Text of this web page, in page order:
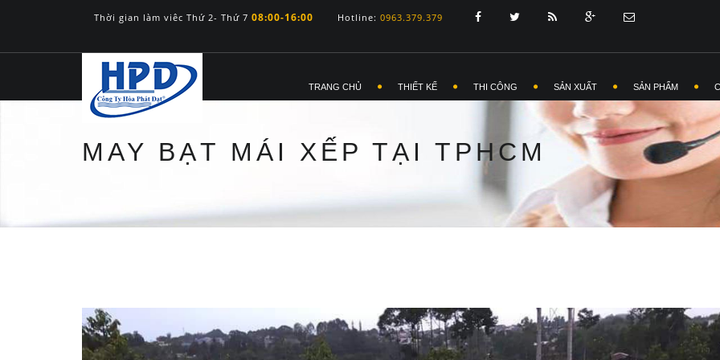
Thời gian làm viêc Thứ 2- Thứ 7 08:00-16:00 Hotline: 0963.379.379
TRANG CHỦ THIẾT KẾ THI CÔNG SẢN XUẤT SẢN PHẨM
MAY BẠT MÁI XẾP TẠI TPHCM